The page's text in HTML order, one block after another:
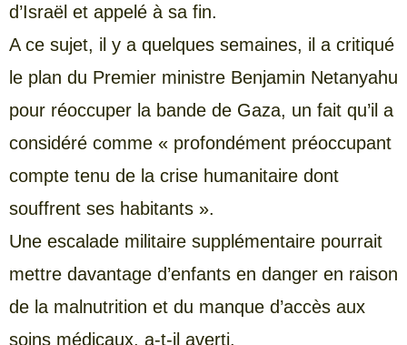
d’Israël et appelé à sa fin.
A ce sujet, il y a quelques semaines, il a critiqué
le plan du Premier ministre Benjamin Netanyahu
pour réoccuper la bande de Gaza, un fait qu’il a
considéré comme « profondément préoccupant
compte tenu de la crise humanitaire dont
souffrent ses habitants ».
Une escalade militaire supplémentaire pourrait
mettre davantage d’enfants en danger en raison
de la malnutrition et du manque d’accès aux
soins médicaux, a-t-il averti.